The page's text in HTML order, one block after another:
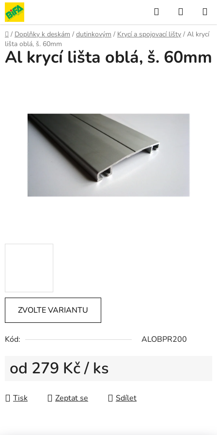
Přejít
na
obsah
Hledat
KOŠÍK
Domů
/ Doplňky k deskám / dutinkovým / Krycí a spojovací lišty / Al krycí
lišta oblá, š. 60mm
ZVOLTE VARIANTU
Kód: ALOBPR200
od 279 Kč/ ks
Tisk
Zeptat se Sdílet
Al krycí lišta oblá, š. 60mm